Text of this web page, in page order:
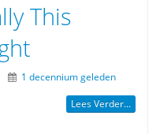
This
1 decennium geleden
Lees Verder...